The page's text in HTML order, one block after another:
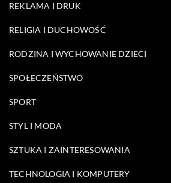
REKLAMA I DRUK
RELIGIA I DUCHOWOŚĆ
RODZINA I WYCHOWANIE DZIECI
SPOŁECZEŃSTWO
SPORT
STYL I MODA
SZTUKA I ZAINTERESOWANIA
TECHNOLOGIA I KOMPUTERY